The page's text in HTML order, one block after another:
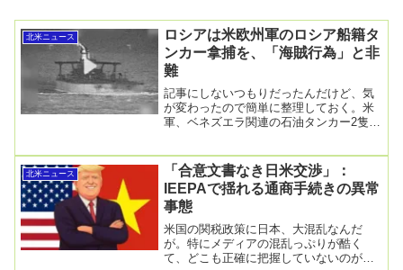
北米ニュース
ロシアは米欧州軍のロシア船籍タ
ンカー拿捕を、「海賊行為」と非
難
記事にしないつもりだったんだけど、気
が変わったので簡単に整理しておく。米
軍、ベネズエラ関連の石油タンカー2隻拿
北米ニュース
「合意文書なき日米交渉」：
IEEPAで揺れる通商手続きの異常
事態
米国の関税政策に日本、大混乱なんだ
が。特にメディアの混乱っぷりが酷く
て、どこも正確に把握していないのが困